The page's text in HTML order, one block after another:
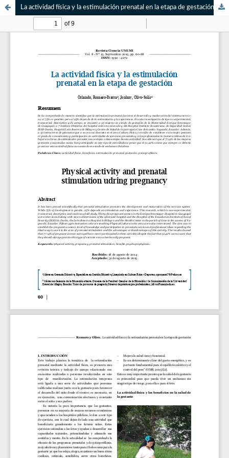
La actividad física y la estimulación prenatal en la etapa de gestación / Physical activity and prenatal stimulation udring pregnancy